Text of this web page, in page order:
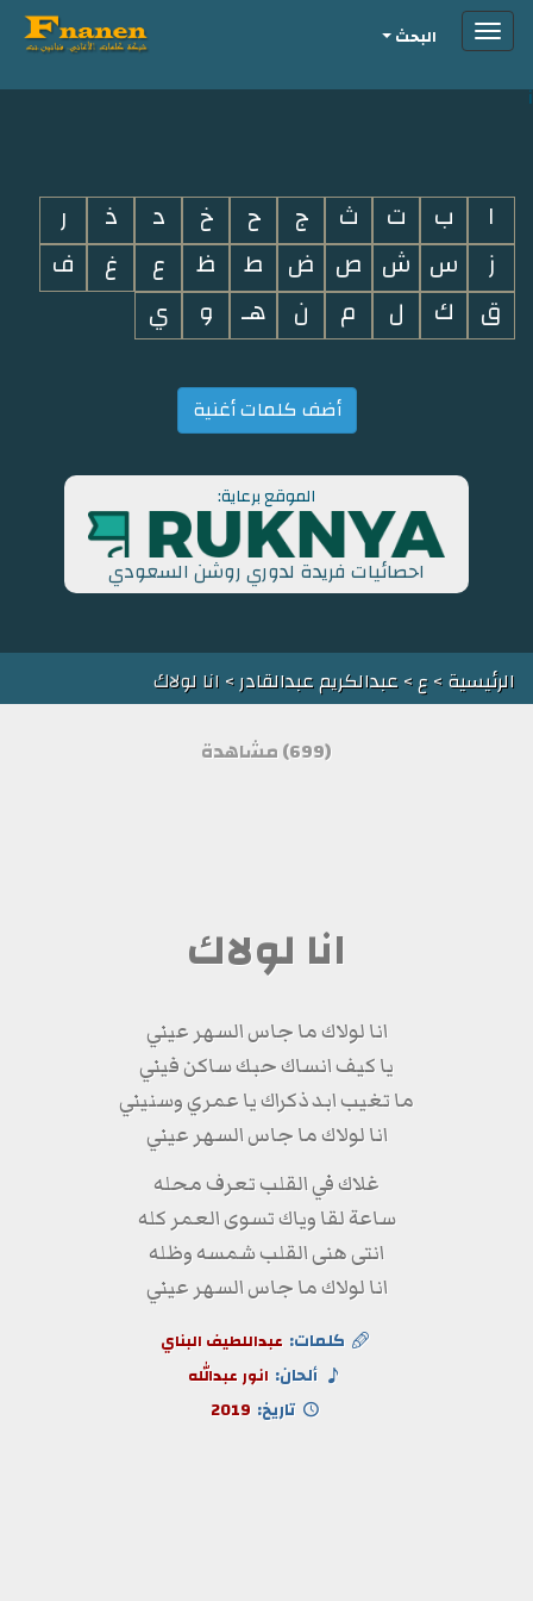
i
Toggleالبحث
ا ب ت ث ج ح خ د ذ
ر
ز
س ش ص ض ط ظ ع غ
ف
ق
ك ل م ن هـ و ي
أضف كلمات أغنية
الموقع برعاية:
احصائيات فريدة لدوري روشن السعودي
الرئيسية>ع>عبدالكريم عبدالقادر> انا لولاك
(699) مشاهدة
انا لولاك
انا لولاك ما جاس السهر عيني
يا كيف انساك حبك ساكن فيني
ما تغيب ابد ذكراك يا عمري وسنيني
انا لولاك ما جاس السهر عيني
غلاك في القلب تعرف محله
ساعة لقا وياك تسوى العمر كله
انتى هنى القلب شمسه وظله
انا لولاك ما جاس السهر عيني
كلمات: عبداللطيف البناي
ألحان: انور عبدالله
تاريخ: 2019